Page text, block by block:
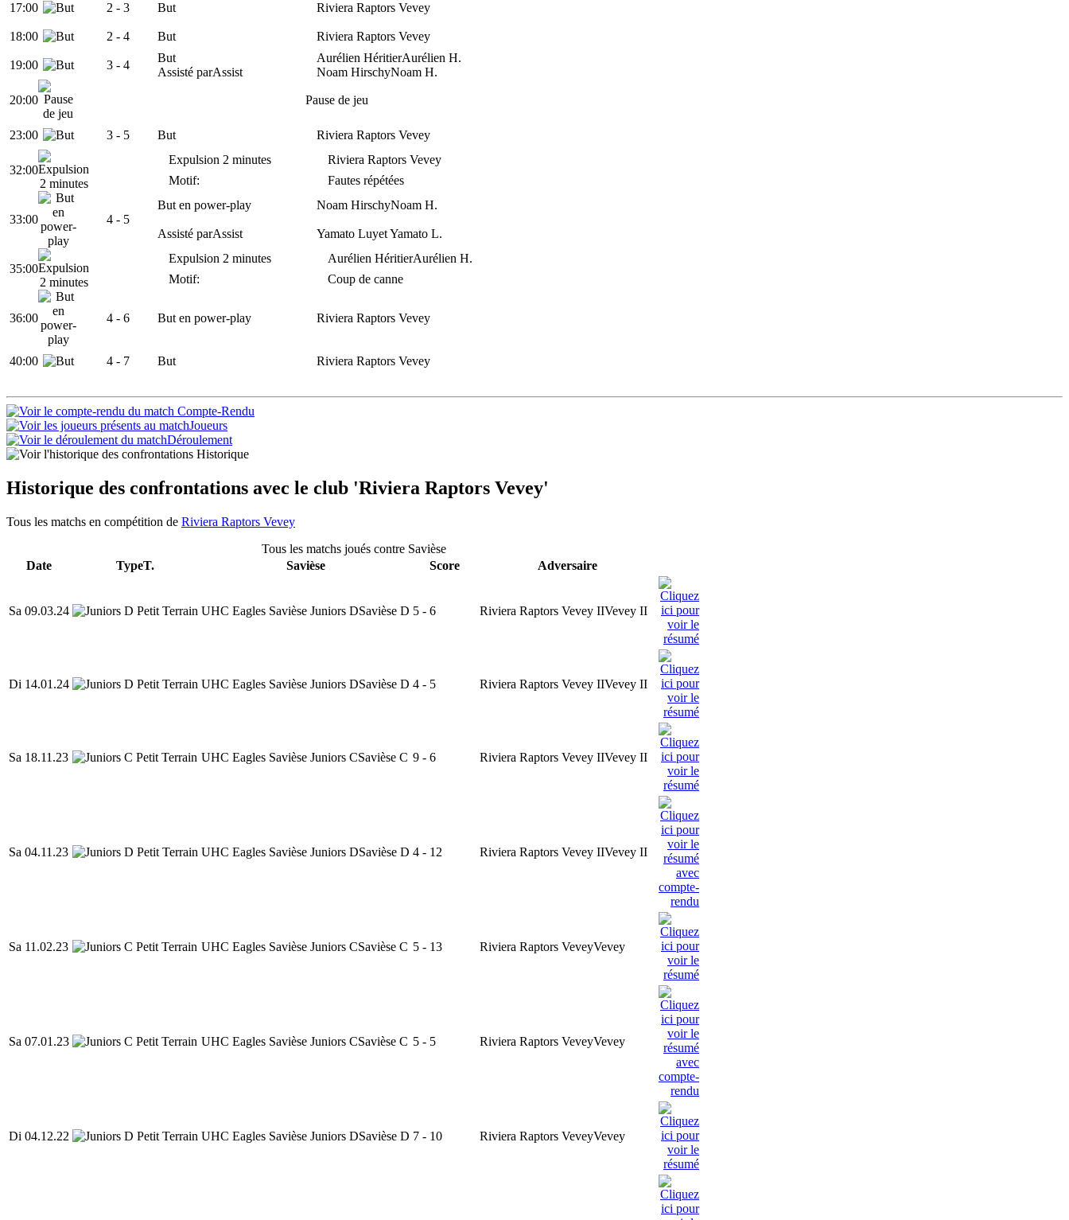
17:00 2 - 3 But Riviera Raptors Vevey
18:00 2 - 4 But Riviera Raptors Vevey
19:00 3- 4
But Aurélien HéritierAurélien H.
Assisté parAssist Noam HirschyNoam H.
20:00 Pause de jeu
23:00 3 - 5 But Riviera Raptors Vevey
32:00
Expulsion 2 minutes
Riviera Raptors Vevey
Motif:
Fautes répétées
33:00 4- 5
But en power-play Noam HirschyNoam H.
Assisté parAssist Yamato LuyetYamato L.
35:00
Expulsion 2 minutes Aurélien HéritierAurélien H.
Motif:
Coup de canne
36:00 4 - 6 But en power-play Riviera Raptors Vevey
40:00 4 - 7 But Riviera Raptors Vevey
Compte-Rendu
Joueurs
Déroulement
Historique
Historique des confrontations avec le club 'Riviera Raptors Vevey'
Tous les matchs en compétition de Riviera Raptors Vevey
Tous les matchs joués contre Savièse
Date
TypeT. Savièse Score Adversaire
Sa 09.03.24 UHC Eagles Savièse Juniors DSavièse D 5 - 6 Riviera Raptors Vevey IIVevey II
Di 14.01.24 UHC Eagles Savièse Juniors DSavièse D 4 - 5 Riviera Raptors Vevey IIVevey II
Sa 18.11.23 UHC Eagles Savièse Juniors CSavièse C 9 - 6 Riviera Raptors Vevey IIVevey II
Sa 04.11.23 UHC Eagles Savièse Juniors DSavièse D 4 - 12 Riviera Raptors Vevey IIVevey II
Sa 11.02.23 UHC Eagles Savièse Juniors CSavièse C 5 - 13 Riviera Raptors VeveyVevey
Sa 07.01.23 UHC Eagles Savièse Juniors CSavièse C 5 - 5 Riviera Raptors VeveyVevey
Di 04.12.22 UHC Eagles Savièse Juniors DSavièse D 7 - 10 Riviera Raptors VeveyVevey